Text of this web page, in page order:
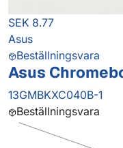
SEK 8.77
Asus
Beställningsvara
Asus
13GMBKXC040B-1
Beställningsvara